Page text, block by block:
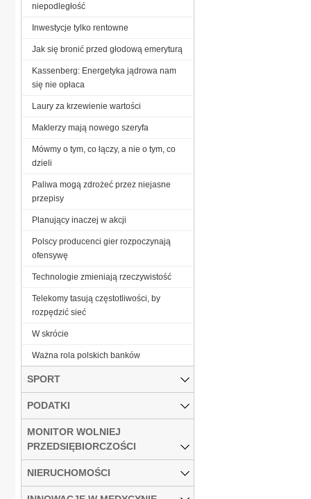
niepodległość
Inwestycje tylko rentowne
Jak się bronić przed głodową emeryturą
Kassenberg: Energetyka jądrowa nam
się nie opłaca
Laury za krzewienie wartości
Maklerzy mają nowego szeryfa
Mówmy o tym, co łączy, a nie o tym, co
dzieli
Paliwa mogą zdrożeć przez niejasne
przepisy
Planujący inaczej w akcji
Polscy producenci gier rozpoczynają
ofensywę
Technologie zmieniają rzeczywistość
Telekomy tasują częstotliwości, by
rozpędzić sieć
W skrócie
Ważna rola polskich banków
SPORT
PODATKI
MONITOR WOLNIEJ
PRZEDSIĘBIORCZOŚCI
NIERUCHOMOŚCI